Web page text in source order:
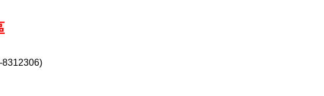
8312306)